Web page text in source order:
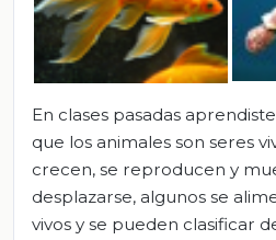
En clases pasadas
que los animales son seres
crecen, se reproducen y
desplazarse, algunos se
vivos y se pueden clasificar